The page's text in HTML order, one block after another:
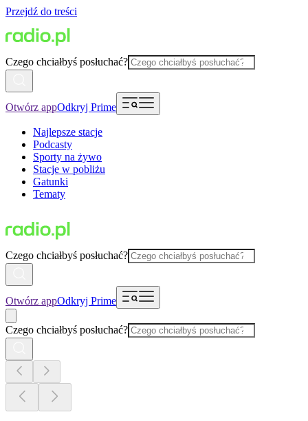
Przejdź do treści
Czego chciałbyś posłuchać?
Otwórz appOdkryj Prime
Najlepsze stacje
Podcasty
Sporty na żywo
Stacje w pobliżu
Gatunki
Tematy
Czego chciałbyś posłuchać?
Otwórz appOdkryj Prime
Czego chciałbyś posłuchać?